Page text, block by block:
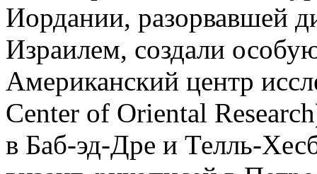
Иордании, разорвавшей
Израилем, создали
Американский центр
Center of Oriental
в Баб-эд-Дре и Телль-